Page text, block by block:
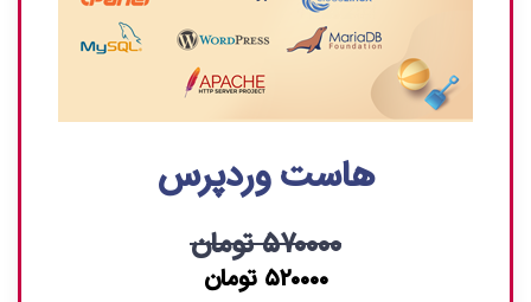
هاست وردپرس
۵۷۰۰۰۰ تومان
۵۲۰۰۰۰ تومان